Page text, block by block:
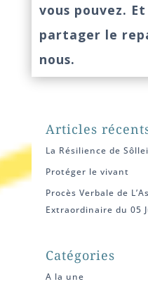
vous pouvez.
partager le
nous.
Articles
La Résilience de
Protéger le vivant
Procès Verbale de
Extraordinaire du 05
Catégories
A la une